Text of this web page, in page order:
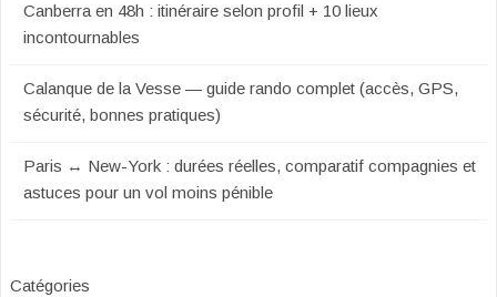
Canberra en 48h : itinéraire selon profil + 10 lieux
incontournables
Calanque de la Vesse — guide rando complet (accès, GPS,
sécurité, bonnes pratiques)
Paris ↔ New-York : durées réelles, comparatif compagnies et
astuces pour un vol moins pénible
Catégories